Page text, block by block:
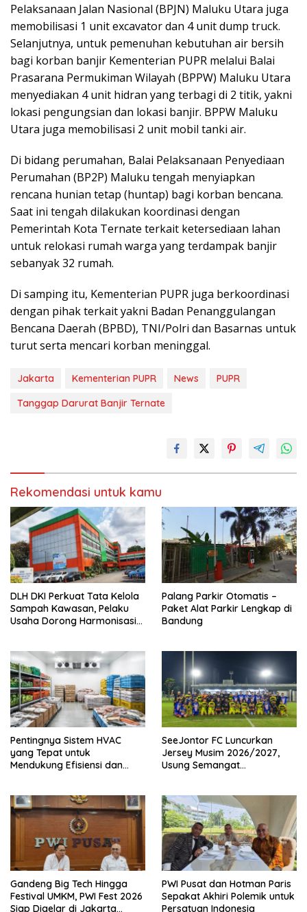
Pelaksanaan Jalan Nasional (BPJN) Maluku Utara juga
memobilisasi 1 unit excavator dan 4 unit dump truck.
Selanjutnya, untuk pemenuhan kebutuhan air bersih
bagi korban banjir Kementerian PUPR melalui Balai
Prasarana Permukiman Wilayah (BPPW) Maluku Utara
menyediakan 4 unit hidran yang terbagi di 2 titik, yakni
lokasi pengungsian dan lokasi banjir. BPPW Maluku
Utara juga memobilisasi 2 unit mobil tanki air.
Di bidang perumahan, Balai Pelaksanaan Penyediaan
Perumahan (BP2P) Maluku tengah menyiapkan
rencana hunian tetap (huntap) bagi korban bencana.
Saat ini tengah dilakukan koordinasi dengan
Pemerintah Kota Ternate terkait ketersediaan lahan
untuk relokasi rumah warga yang terdampak banjir
sebanyak 32 rumah.
Di samping itu, Kementerian PUPR juga berkoordinasi
dengan pihak terkait yakni Badan Penanggulangan
Bencana Daerah (BPBD), TNI/Polri dan Basarnas untuk
turut serta mencari korban meninggal.
Jakarta Kementerian PUPR News
PUPR
Tanggap Darurat Banjir Ternate
Rekomendasi untuk kamu
DLH DKI Perkuat Tata Kelola
Sampah Kawasan, Pelaku
Usaha Dorong Harmonisasi
Palang Parkir Otomatis –
Paket Alat Parkir Lengkap di
Bandung
Pentingnya Sistem HVAC
yang Tepat untuk
Mendukung Efisiensi dan
SeeJontor FC Luncurkan
Jersey Musim 2026/2027,
Usung Semangat
Gandeng Big Tech Hingga
Festival UMKM, PWI Fest 2026
Siap Digelar di Jakarta
PWI Pusat dan Hotman Paris
Sepakat Akhiri Polemik untuk
Persatuan Indonesia